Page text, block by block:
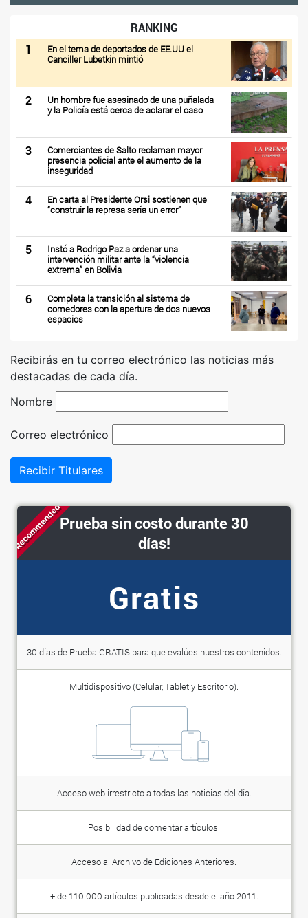
RANKING
1
En el tema de deportados de EE.UU el
Canciller Lubetkin mintió
2
Un hombre fue asesinado de una puñalada
y la Policía está cerca de aclarar el caso
3
Comerciantes de Salto reclaman mayor
presencia policial ante el aumento de la
inseguridad
4
En carta al Presidente Orsi sostienen que
“construir la represa sería un error”
5
Instó a Rodrigo Paz a ordenar una
intervención militar ante la “violencia
extrema” en Bolivia
6
Completa la transición al sistema de
comedores con la apertura de dos nuevos
espacios
Recibirás en tu correo electrónico las noticias más
destacadas de cada día.
Nombre
Correo electrónico
Recibir Titulares
RecommendedPrueba sin costo durante 30
días!
Gratis
30 días de Prueba GRATIS para que evalúes nuestros contenidos.
Multidispositivo (Celular, Tablet y Escritorio).
Acceso web irrestricto a todas las noticias del día.
Posibilidad de comentar artículos.
Acceso al Archivo de Ediciones Anteriores.
+ de 110.000 artículos publicadas desde el año 2011.